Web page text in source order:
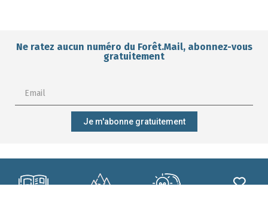
Ne ratez aucun numéro du Forêt.Mail, abonnez-vous
gratuitement
Je m'abonne gratuitement